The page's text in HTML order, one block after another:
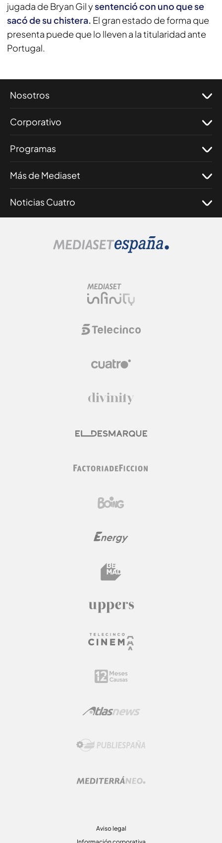
jugada de Bryan Gil ysentenció con uno que se
sacó de su chistera. El gran estado de forma que
presenta puede que lo lleven a la titularidad ante
Portugal.
Nosotros
Corporativo
Programas
Más de Mediaset
Noticias Cuatro
Aviso legal